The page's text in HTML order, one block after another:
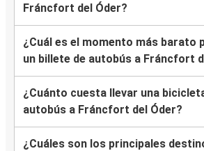
Fráncfort del Óder?
¿Cuál es el momento más barato
un billete de autobús a Fráncfort
¿Cuánto cuesta llevar una
autobús a Fráncfort del Óder?
¿Cuáles son los principales